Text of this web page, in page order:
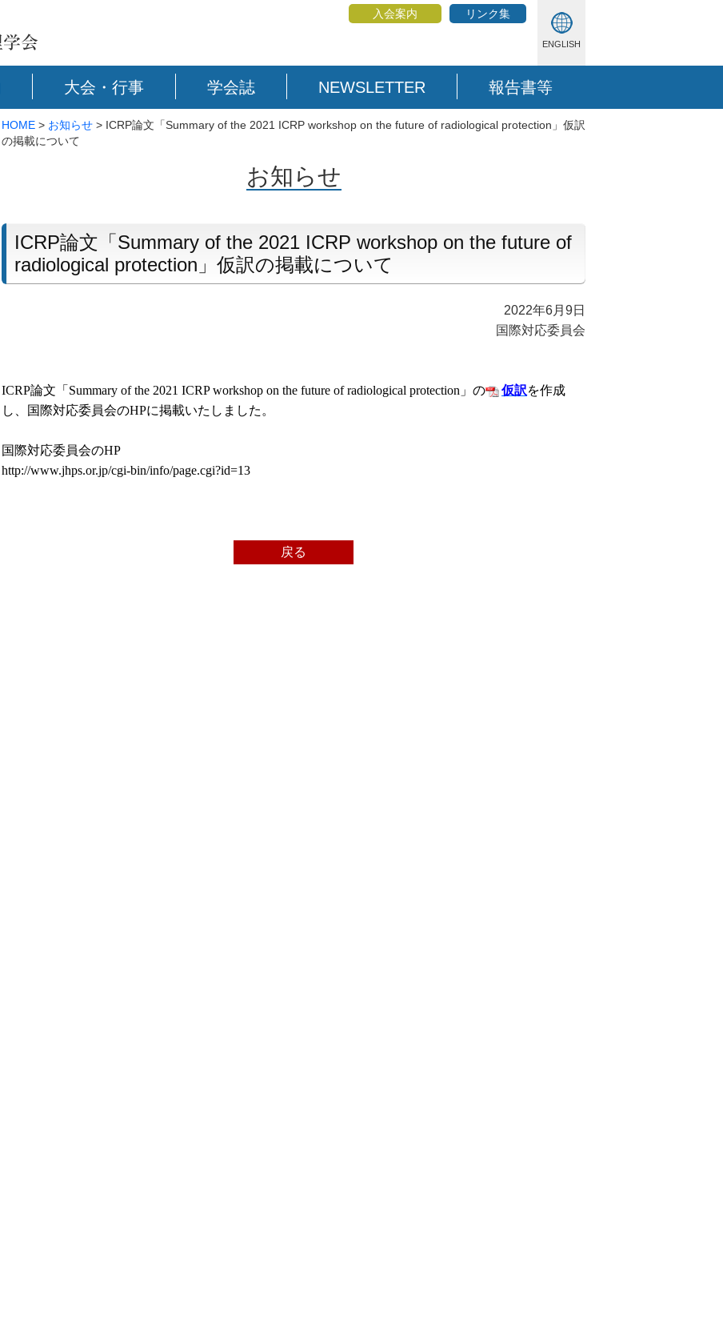
ENGLISH
入会案内 リンク集
大会・行事 学会誌 NEWSLETTER 報告書等
HOME > お知らせ > ICRP論文「Summary of the 2021 ICRP workshop on the future of radiological protection」仮訳
の掲載について
お知らせ
ICRP論文「Summary of the 2021 ICRP workshop on the future of
radiological protection」仮訳の掲載について
2022年6月9日
国際対応委員会
ICRP論文「Summary of the 2021 ICRP workshop on the future of radiological protection」の 仮訳を作成
し、国際対応委員会のHPに掲載いたしました。
国際対応委員会のHP
http://www.jhps.or.jp/cgi-bin/info/page.cgi?id=13
戻る